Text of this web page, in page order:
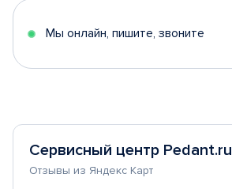
5
Мы онлайн, пишите, звоните
Сервисный центр Pedant.ru
Отзывы из Яндекс Карт